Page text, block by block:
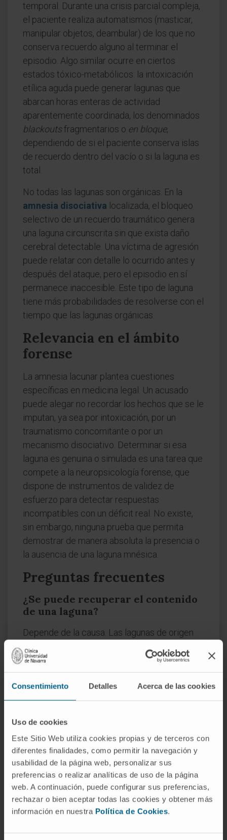
Consentimiento Detalles Acerca de las cookies
Uso de cookies
Este Sitio Web utiliza cookies propias y de terceros con
diferentes finalidades, como permitir la navegación y
usabilidad de la página web, personalizar sus
preferencias o realizar analíticas de uso de la página
web. A continuación, puede configurar sus preferencias,
rechazar o bien aceptar todas las cookies y obtener más
información en nuestra Política de Cookies.
temporal. Durante una crisis parcial compleja,
el paciente realiza automatismos (masticar,
manipular objetos, deambular) de los que no
conserva recuerdo alguno al terminar el
episodio. Algo similar ocurre en ciertos
estados tóxico-metabólicos: la intoxicación
etílica aguda puede generar lagunas que
abarcan horas enteras de actividad
aparentemente coordinada, los denominados
blackoutsfragmentarios o en bloque,
dependiendo de si el paciente conserva islas
de recuerdo dentro del vacío o si la laguna es
total.
No todas las lagunas son orgánicas. En la
amnesia disociativa localizada, el bloqueo
selectivo de un recuerdo traumático genera
una laguna circunscrita sin que exista daño
cerebral detectable. Una víctima de agresión
puede relatar con detalle lo ocurrido antes y
después del ataque, pero el episodio en sí
permanece inaccesible. Este tipo de laguna
tiene más probabilidades de resolverse con el
tiempo que las lagunas orgánicas.
Relevancia en el ámbito
forense
La amnesia lacunar plantea cuestiones
específicas en medicina legal. Un acusado
puede alegar no recordar los hechos que se le
imputan, ya sea por intoxicación, por un
traumatismo concomitante o por un
mecanismo disociativo. Determinar si esa
laguna es genuina o simulada es una tarea que
compete a la neuropsicología forense, que
dispone de instrumentos de validez de
esfuerzo para detectar respuestas
incompatibles con un déficit real. No existe,
sin embargo, ninguna prueba que permita
demostrar de manera absoluta la presencia o
la ausencia de una laguna mnésica.
Preguntas frecuentes
¿Se puede recuperar el contenido
de una laguna?
Depende de la causa. Las lagunas de origen
disociativo pueden resolverse con
psicoterapia o incluso de forma espontánea,
si un estímulo sensorial reactiva el recuerdo
bloqueado. Las lagunas por traumatismo
craneoencefálico o por intoxicación suelen
llegó a consolidarse.
¿Es lo mismo una laguna etílica que
una amnesia lacunar?
Sí, el blackout alcohólico es una forma de
amnesia lacunar de causa tóxica. El etanol
interfiere con la potenciación sináptica en el